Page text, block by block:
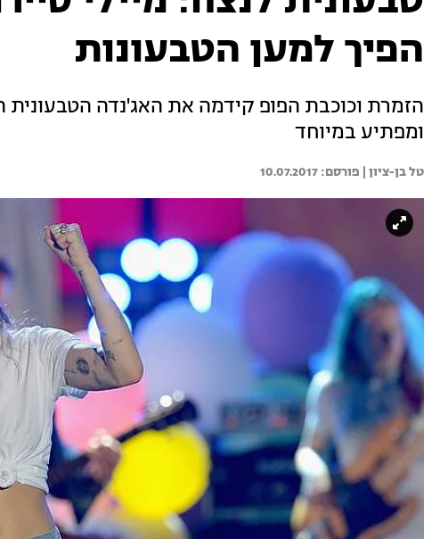
הפיך למען הטבעונות
הזמרת וכוכבת הפופ קידמה את האג'נדה
ומפתיע במיוחד
טל בן-ציון | 10.07.2017